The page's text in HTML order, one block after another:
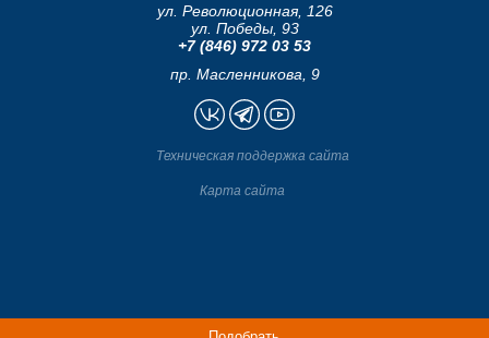
ул. Революционная, 126
ул. Победы, 93
+7 (846) 972 03 53
пр. Масленникова, 9
Техническая поддержка сайта
Карта сайта